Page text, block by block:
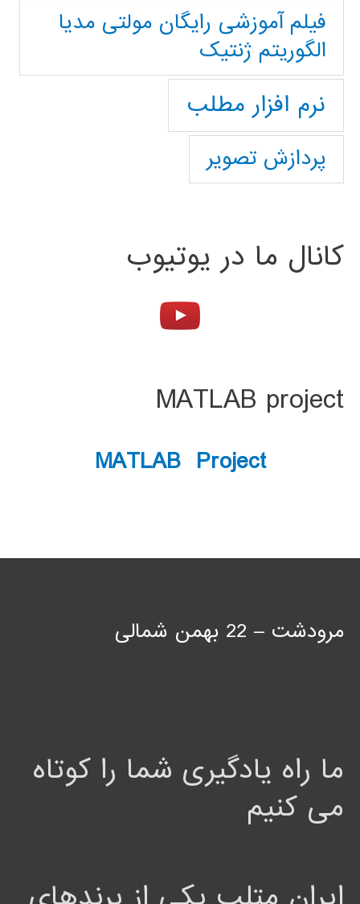
فیلم آموزشی رایگان مولتی مدیا
الگوریتم ژنتیک
نرم افزار مطلب
پردازش تصویر
کانال ما در یوتیوب
MATLAB project
MATLAB Project
مرودشت – 22 بهمن شمالی
ما راه یادگیری شما را کوتاه
می کنیم